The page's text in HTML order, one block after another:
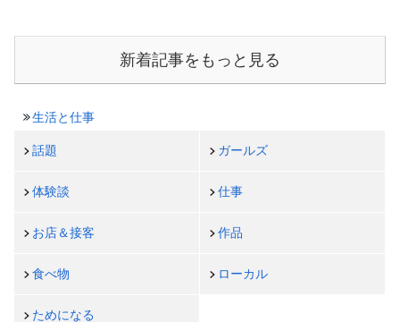
新着記事をもっと見る
生活と仕事
話題 ガールズ
体験談 仕事
お店＆接客 作品
食べ物 ローカル
ためになる